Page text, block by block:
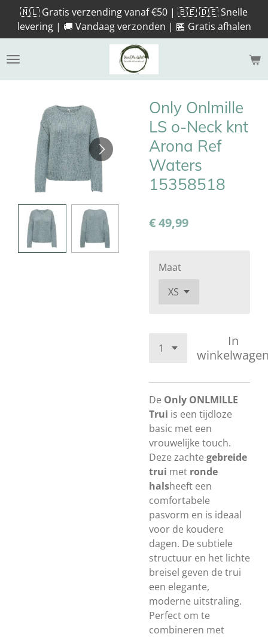
direct
naar
de
🇳🇱 Gratis verzending vanaf €50 | 🇧🇪 🇩🇪 Snelle
levering | 🚚 Vandaag verzonden | 🏪 Gratis afhalen
Only Onlmille
LS o-Neck knt
Arona Ref
Waters
15358518
€ 49,99
Maat
In
De Only ONLMILLE
Trui is een tijdloze
basic met een
vrouwelijke touch.
Deze zachte gebreide
trui met ronde
halsheeft een
comfortabele
pasvorm en is ideaal
voor de koudere
dagen. De subtiele
structuur en het lichte
breisel geven de trui
een elegante,
moderne uitstraling.
Perfect om te
combineren met